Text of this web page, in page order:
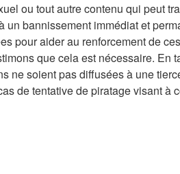
ou tout autre contenu qui peut
bannissement immédiat et
pour aider au renforcement de
que cela est nécessaire. En
ne soient pas diffusées à une
de tentative de piratage visant à